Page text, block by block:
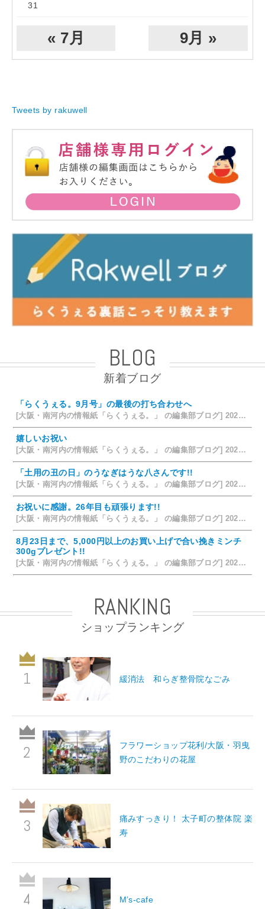
31
« 7月 9月 »
Tweets by rakuwell
BLOG
新着ブログ
「らくうぇる。9月号」の最後の打ち合わせへ
[大阪・南河内の情報紙「らくうぇる。」 の編集部ブログ] 2026/08/09 19:58
嬉しいお祝い
[大阪・南河内の情報紙「らくうぇる。」 の編集部ブログ] 2026/07/28 18:42
「土用の丑の日」のうなぎはうな八さんです!!
[大阪・南河内の情報紙「らくうぇる。」 の編集部ブログ] 2026/07/26 14:12
お祝いに感謝。26年目も頑張ります!!
[大阪・南河内の情報紙「らくうぇる。」 の編集部ブログ] 2026/07/25 15:35
8月23日まで、5,000円以上のお買い上げで合い挽きミンチ
300gプレゼント!!
[大阪・南河内の情報紙「らくうぇる。」 の編集部ブログ] 2026/07/24 15:31
RANKING
ショップランキング
緩消法 和らぎ整骨院なごみ
フラワーショップ花利/大阪・羽曳
野のこだわりの花屋
痛みすっきり！ 太子町の整体院 楽
寿
M’s-cafe